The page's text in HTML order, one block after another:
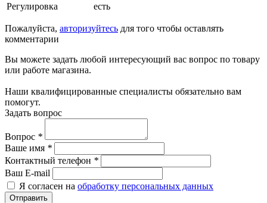
Регулировка
есть
Пожалуйста, авторизуйтесь для того чтобы оставлять
комментарии
Вы можете задать любой интересующий вас вопрос по товару
или работе магазина.
Наши квалифицированные специалисты обязательно вам
помогут.
Задать вопрос
Вопрос *
Ваше имя *
Контактный телефон *
Ваш E-mail
Я согласен на обработку персональных данных
Отправить